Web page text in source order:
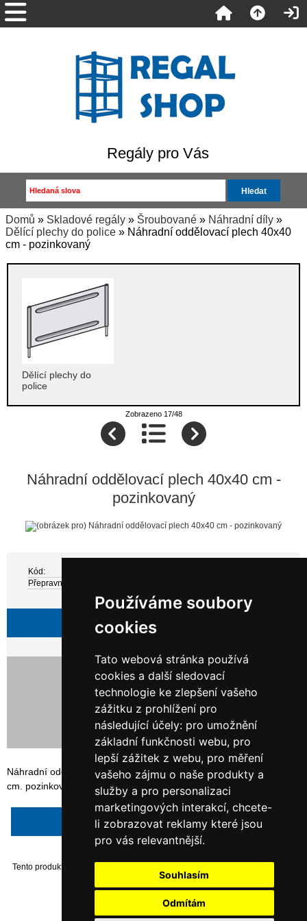
Používáme soubory
cookies
Tato webová stránka používá
cookies a další sledovací
technologie ke zlepšení vašeho
zážitku z prohlížení pro
následující účely: pro umožnění
základní funkčnosti webu, pro
lepší zážitek z webu, pro měření
vašeho zájmu o naše produkty a
služby a pro personalizaci
marketingových interakcí, chcete-
li zobrazovat reklamy které jsou
pro vás relevantnější.
Souhlasím
Odmítám
Regály pro Vás
Domů » Skladové regály » Šroubované » Náhradní díly »
Dělící plechy do police » Náhradní oddělovací plech 40x40
cm - pozinkovaný
Dělící plechy do
police
Zobrazeno 17/48
Náhradní oddělovací plech 40x40 cm -
pozinkovaný
Kód:
Přepravní hmotnost:
Zeptejte se
260,00 Kč bez DPH
314,60 Kč s DPH
Náhradní oddělovací plech šroubového regálu ORION PLUS 40x40
cm. pozinkované provedení
Napsat recenzi
Tento produkt byl přidán do našeho katalogu dne Monday 06 January, 2014.